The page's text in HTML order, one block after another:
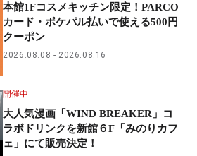
本館1Fコスメキッチン限定！PARCO
カード・ポケパル払いで使える500円
クーポン
2026.08.08 2026.08.16
開催中
大人気漫画「WIND BREAKER」コ
ラボドリンクを新館６F「みのりカフ
ェ」にて販売決定！